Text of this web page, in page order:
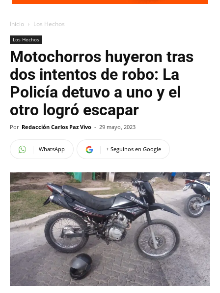
Inicio Los Hechos
Los Hechos
Motochorros huyeron tras
dos intentos de robo: La
Policía detuvo a uno y el
otro logró escapar
Por Redacción Carlos Paz Vivo - 29 mayo, 2023
WhatsApp + Seguinos en Google